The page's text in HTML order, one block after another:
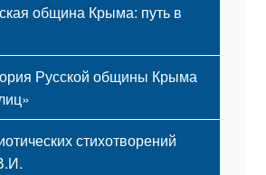
община Крыма: путь в
Русской общины Крыма
стихотворений